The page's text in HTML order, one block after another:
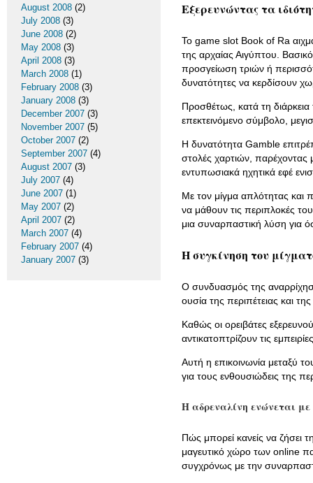
Εξερευνώντας τα
Το game slot Book of Ra
της αρχαίας Αιγύπτου.
προσγείωση τριών ή
δυνατότητες να κερδίσουν
Προσθέτως, κατά τη
επεκτεινόμενο σύμβολο,
Η δυνατότητα Gamble
στολές χαρτιών, παρέχοντας
εντυπωσιακά ηχητικά εφέ
Με τον μίγμα απλότητας και
να μάθουν τις περιπλοκές
μια συναρπαστική λύση για
Η συγκίνηση του
Ο συνδυασμός της
ουσία της περιπέτειας και
Καθώς οι ορειβάτες
αντικατοπτρίζουν τις
Αυτή η επικοινωνία μεταξύ
για τους ενθουσιώδεις της
Η αδρεναλίνη ενώνεται
Πώς μπορεί κανείς να ζήσει
μαγευτικό χώρο των online
συγχρόνως με την
August 2008 (2)
July 2008 (3)
June 2008 (2)
May 2008 (3)
April 2008 (3)
March 2008 (1)
February 2008 (3)
January 2008 (3)
December 2007 (3)
November 2007 (5)
October 2007 (2)
September 2007 (4)
August 2007 (3)
July 2007 (4)
June 2007 (1)
May 2007 (2)
April 2007 (2)
March 2007 (4)
February 2007 (4)
January 2007 (3)